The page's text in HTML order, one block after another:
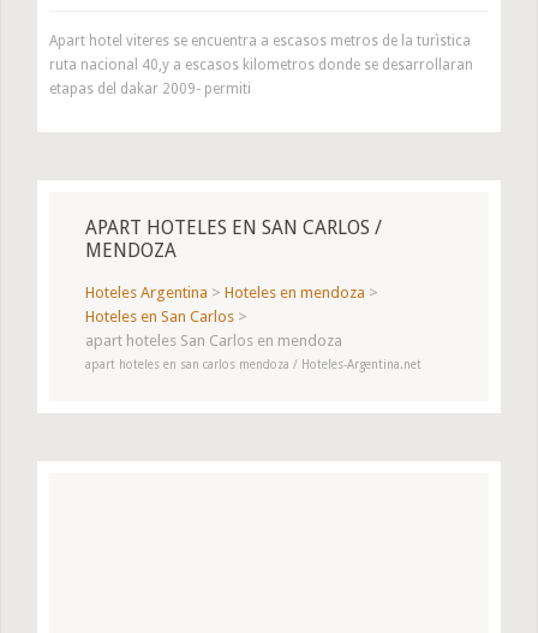
Apart hotel viteres se encuentra a escasos metros de la turìstica
ruta nacional 40,y a escasos kilometros donde se desarrollaran
etapas del dakar 2009- permiti
APART HOTELES EN SAN CARLOS /
MENDOZA
Hoteles Argentina > Hoteles en mendoza >
Hoteles en San Carlos >
apart hoteles San Carlos en mendoza
apart hoteles en san carlos mendoza / Hoteles-Argentina.net